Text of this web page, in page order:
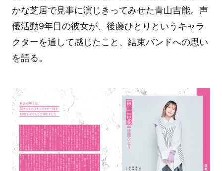
かな芝居で見事に演じきってみせた青山吉能。声
優活動9年目の彼女が、後藤ひとりというキャラ
クターを通して感じたこと、結束バンドへの思い
を語る。